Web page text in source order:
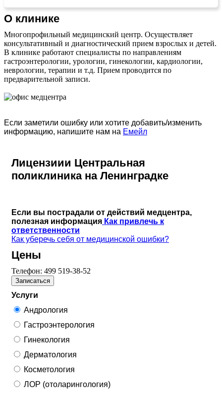
О клинике
Многопрофильный медицинский центр. Осуществляет
консультативный и диагностический прием взрослых и детей.
В клинике работают специалисты по направлениям
гастроэнтерологии, урологии, гинекологии, кардиологии,
неврологии, терапии и т.д. Прием проводится по
предварительной записи.
Если заметили ошибку или хотите добавить/изменить
информацию, напишите нам на Емейл
Лицензиии Центральная
поликлиника на Ленинградке
Если вы пострадали от действий медцентра,
полезная информация Как привлечь к
ответственности
Как уберечь себя от медицинской ошибки?
Цены
Телефон: 499 519-38-52
Записаться
Услуги
Андрология
Гастроэнтерология
Гинекология
Дерматология
Косметология
ЛОР (отоларингология)